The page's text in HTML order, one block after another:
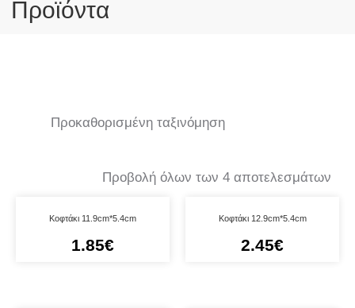
Προϊόντα
Προβολή όλων των 4 αποτελεσμάτων
Κοφτάκι 11.9cm*5.4cm
1.85€
Κοφτάκι 12.9cm*5.4cm
2.45€